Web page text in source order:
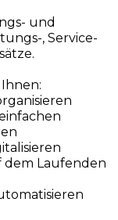
und
, Service-
dem Laufenden